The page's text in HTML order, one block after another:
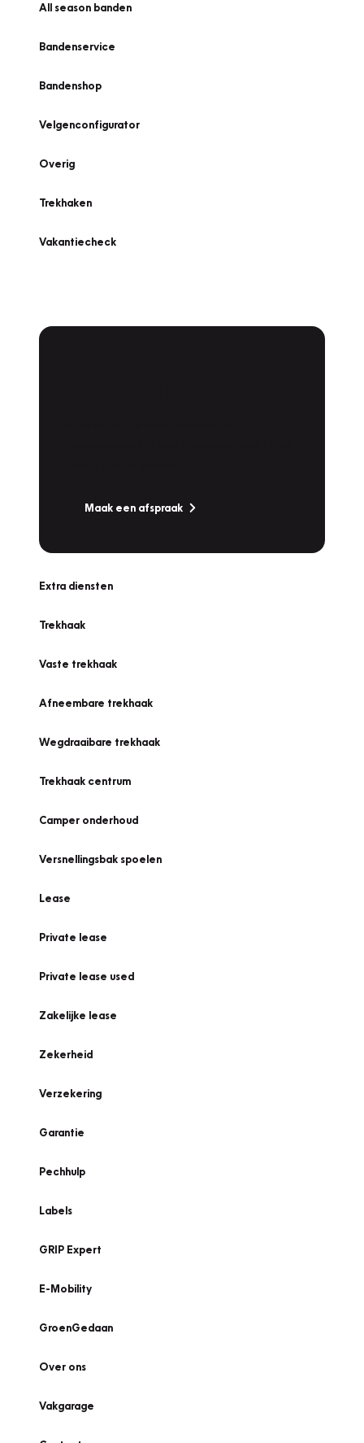
All season banden
Bandenservice
Bandenshop
Velgenconfigurator
Overig
Trekhaken
Vakantiecheck
Maak een afspraak
Extra diensten
Trekhaak
Vaste trekhaak
Afneembare trekhaak
Wegdraaibare trekhaak
Trekhaak centrum
Camper onderhoud
Versnellingsbak spoelen
Lease
Private lease
Private lease used
Zakelijke lease
Zekerheid
Verzekering
Garantie
Pechhulp
Labels
GRIP Expert
E-Mobility
GroenGedaan
Over ons
Vakgarage